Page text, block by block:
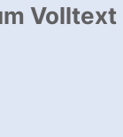
Volltext
neues